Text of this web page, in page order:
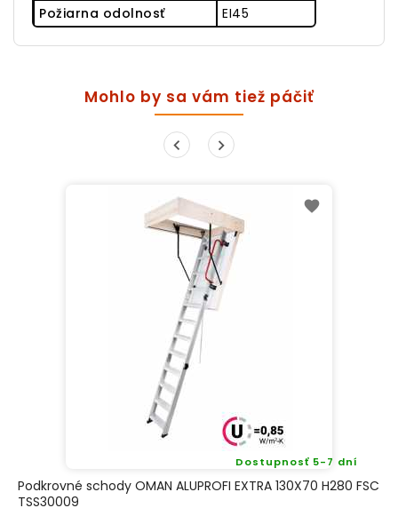
Požiarna odolnosť
EI45
Mohlo by sa vám tiež páčiť
Podkrovné schody OMAN ALUPROFI EXTRA 130X70 H280 FSC
TSS30009
Dostupnosť 5-7 dní